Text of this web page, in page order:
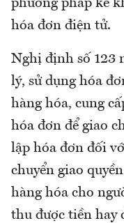
phương pháp kê
hóa đơn điện tử.
Nghị định số 123
lý, sử dụng hóa
hàng hóa, cung
hóa đơn để giao
lập hóa đơn đối
chuyển giao
hàng hóa cho
thu được tiền hay